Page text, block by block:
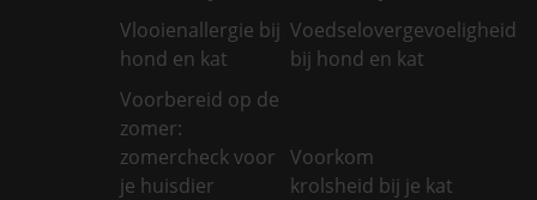
Vlooienallergie bij
hond en kat
Voedselovergevoeligheid
bij hond en kat
Voorbereid op de
zomer:
zomercheck voor
je huisdier
Voorkom
krolsheid bij je kat